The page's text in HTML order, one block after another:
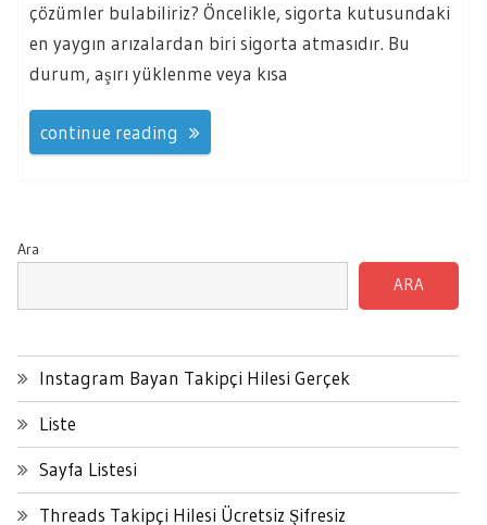
çözümler bulabiliriz? Öncelikle, sigorta kutusundaki
en yaygın arızalardan biri sigorta atmasıdır. Bu
durum, aşırı yüklenme veya kısa
continue reading
Ara
ARA
Instagram Bayan Takipçi Hilesi Gerçek
Liste
Sayfa Listesi
Threads Takipçi Hilesi Ücretsiz Şifresiz